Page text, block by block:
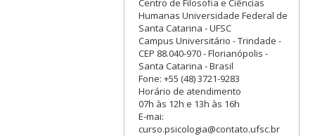
Centro de Filosofia e Ciências
Humanas Universidade Federal de
Santa Catarina - UFSC
Campus Universitário - Trindade -
CEP 88.040-970 - Florianópolis -
Santa Catarina - Brasil
Fone: +55 (48) 3721-9283
Horário de atendimento
07h às 12h e 13h às 16h
E-mai:
curso.psicologia@contato.ufsc.br